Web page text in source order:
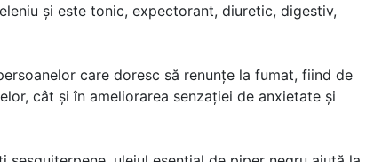
și este tonic, expectorant, diuretic, digestiv,
care doresc să renunțe la fumat, fiind de
cât și în ameliorarea senzației de anxietate și